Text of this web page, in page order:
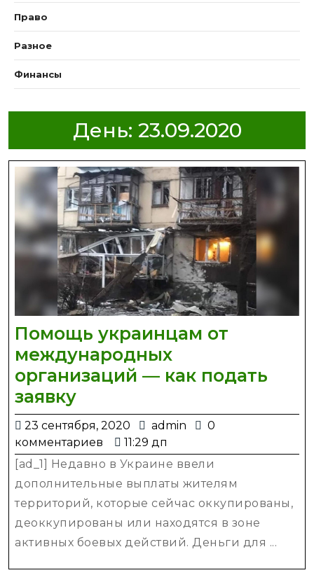
Право
Разное
Финансы
День: 23.09.2020
Помощь украинцам от
международных
организаций — как подать
заявкуПомощь
украинцам
от
международных
организаций
—
как
подать
заявку
23 сентября, 2020
23
сентября,
2020
admin admin
0
комментариев
11:29 дп
[ad_1] Недавно в Украине ввели
дополнительные выплаты жителям
территорий, которые сейчас оккупированы,
деоккупированы или находятся в зоне
активных боевых действий. Деньги для ...